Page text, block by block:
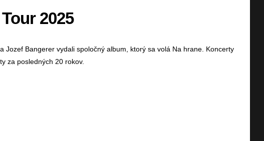
2025
Jozef Bangerer vydali spoločný album, ktorý sa volá Na hrane. Koncerty
za posledných 20 rokov.